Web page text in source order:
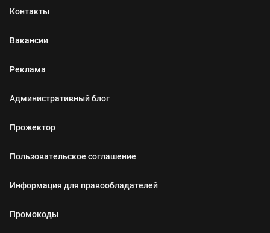
Контакты
Вакансии
Реклама
Административный блог
Прожектор
Пользовательское соглашение
Информация для правообладателей
Промокоды